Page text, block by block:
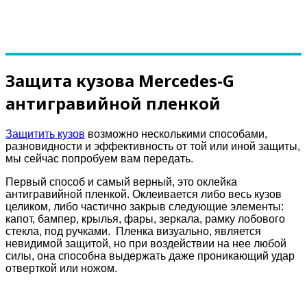
Защита кузова Mercedes-G
антигравийной пленкой
Защитить кузов возможно несколькими способами,
разновидности и эффективность от той или иной защиты,
мы сейчас попробуем вам передать.
Первый способ и самый верный, это оклейка
антигравийной пленкой. Оклеивается либо весь кузов
целиком, либо частично закрыв следующие элементы:
капот, бампер, крылья, фары, зеркала, рамку лобового
стекла, под ручками. Пленка визуально, является
невидимой защитой, но при воздействии на нее любой
силы, она способна выдержать даже проникающий удар
отверткой или ножом.